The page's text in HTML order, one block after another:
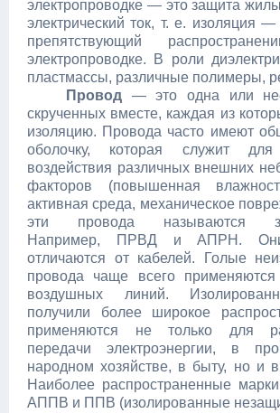
электропроводке — это защита
электрический ток, т. е. изоляция
препятствующий
электропроводке. В роли
пластмассы, различные полимеры,
Провод— это одна или
скрученных вместе, каждая из
изоляцию. Провода часто имеют
оболочку, которая служит
воздействия различных внешних
факторов (повышенная
активная среда, механическое
эти провода называются
Например, ПРВД и АПРН.
отличаются от кабелей. Голые
провода чаще всего
воздушных линий.
получили более широкое
применяются не только для
передачи электроэнергии, в
народном хозяйстве, в быту, но и
Наиболее распространенные
АППВ и ППВ (изолированные